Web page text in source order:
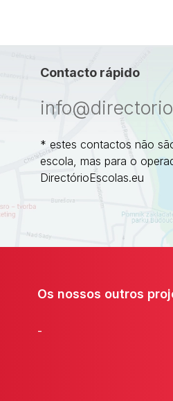
Contacto rápido
* estes contactos não
escola, mas para o
DirectórioEscolas.eu
Os nossos outros
-